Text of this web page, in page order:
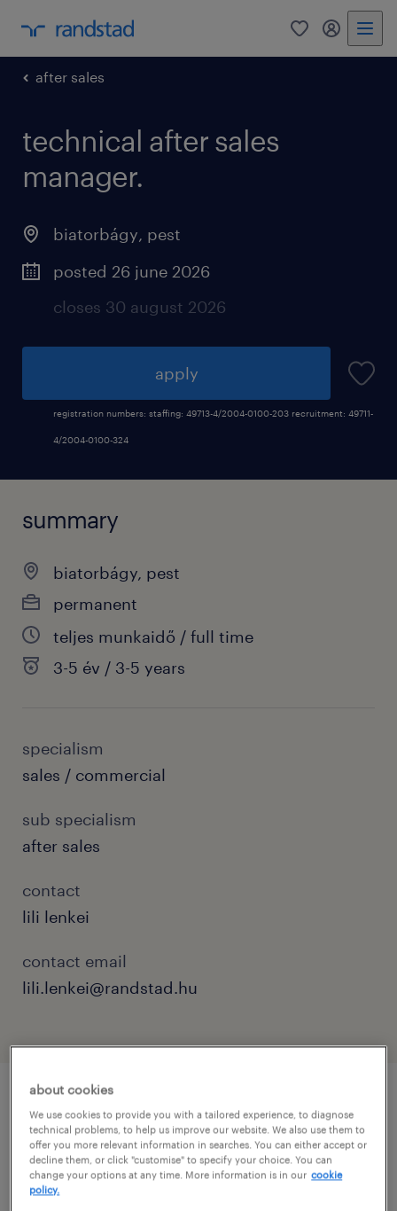
0 my
after sales
technical after sales
manager.
biatorbágy, pest
posted 26 june 2026
closes 30 august 2026
apply
registration numbers: staffing: 49713-4/2004-0100-203 recruitment: 49711-
4/2004-0100-324
summary
biatorbágy, pest
permanent
teljes munkaidő / full time
3-5 év / 3-5 years
specialism
sales / commercial
sub specialism
after sales
contact
lili lenkei
contact email
lili.lenkei@randstad.hu
job details
Cégleírás / Organisation/Department
Partnerünk az intralogisztika és a prémium
about cookies
We use cookies to provide you with a tailored experience, to diagnose
technical problems, to help us improve our website. We also use them to
offer you more relevant information in searches. You can either accept or
decline them, or click "customise" to specify your choice. You can
change your options at any time. More information is in our cookie
policy.